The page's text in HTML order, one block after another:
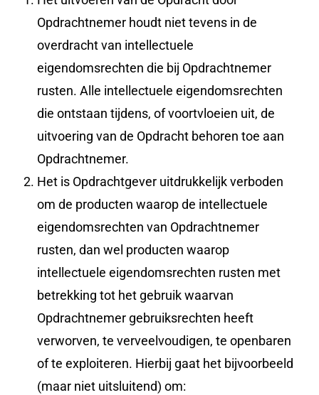
Opdrachtnemer houdt niet tevens in de
overdracht van intellectuele
eigendomsrechten die bij Opdrachtnemer
rusten. Alle intellectuele eigendomsrechten
die ontstaan tijdens, of voortvloeien uit, de
uitvoering van de Opdracht behoren toe aan
Opdrachtnemer.
Het is Opdrachtgever uitdrukkelijk verboden
om de producten waarop de intellectuele
eigendomsrechten van Opdrachtnemer
rusten, dan wel producten waarop
intellectuele eigendomsrechten rusten met
betrekking tot het gebruik waarvan
Opdrachtnemer gebruiksrechten heeft
verworven, te verveelvoudigen, te openbaren
of te exploiteren. Hierbij gaat het bijvoorbeeld
(maar niet uitsluitend) om: